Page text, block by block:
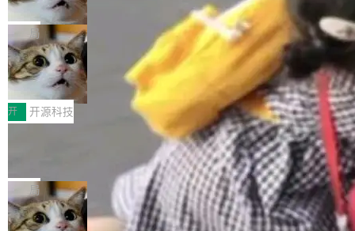
（<a href="https://bugzilla.mozilla.org/show_
bug.cgi?id=204...
orkers 跑了十年 Isolate。用 CEO Matthew Pri
nce 的话说：「我们一生都在用 Isolate 运行代
码，而 AI Agent 不需要容器，它们需要的是 Iso
late。」 容器为什么不合适 容器的问题在于启动
和销毁都太重了。一个 Agent 要执行的任务可能
只需要几毫秒的 CPU 时间，但容器从冷启动到
就绪要花数秒。如果未来有十...
诉讼，称“Apple is getting this wron
g”
上个月，苹果一纸诉状把 OpenAI 告上法庭，指
控其挖角苹果前员工并窃取商业秘密。苹果的诉
状把 OpenAI 描述成一个系统性地从前东家挖
人、套取机密信息的对手。 OpenAI 没发律师
函，也没选择庭外沉默。它在官网贴了一篇博
文，标题只有六个字：Apple is getting this wro
ng。 然后，它把邮件往来和 iMessage 聊天记
录全贴了出来。 他发错人了 苹果外部律师 Gabr
iel Gross 来自 Weil 律所，2 月 23 日下午 5:53
给 OpenAI 总法律顾问 Che Chang 发了封邮
件，附了一封长信，要求 OpenAI 配合调查前苹
果员工带走机密信...
局
HUAWEI MatePad Edge上架WorkBu
ddy鸿蒙PC版，说话就能干活的AI办公
搭子
全能AI工作台WorkBuddy鸿蒙PC版上架HUAWE
I MatePad Edge应用市场，直接下载即可使
用，与鸿蒙电脑上的体验一致。值得一提的是，
这是目前市面上唯一支持平板接入WorkBuddy P
C版的产品，搭载“人机双写”重磅功能——你写
你的，AI写AI的，同屏协作互不干扰。一句话让
AI帮你干活，现在开启全新体验！ 温馨提示：
体验WorkBuddy鸿蒙PC版前，请将 HUAWEI M
开 开源科技
FFmpeg 9.0 发布：代号“Lei”，以此纪
全球知名开源多媒体框架 FFmpeg 今天正式发
布了 9.0 版本。这个版本除了带来新一代音视频
处理能力和硬件加速支持之外，还有一个特殊之
处：FFmpeg 9.0 的代号是“Lei”。 这个名字，
局
亚马逊成本失控：AI 写代码烧掉 1215